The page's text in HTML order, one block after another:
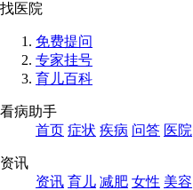
找医院
免费提问
专家挂号
育儿百科
看病助手
首页 症状 疾病 问答 医院
资讯
资讯 育儿 减肥 女性 美容